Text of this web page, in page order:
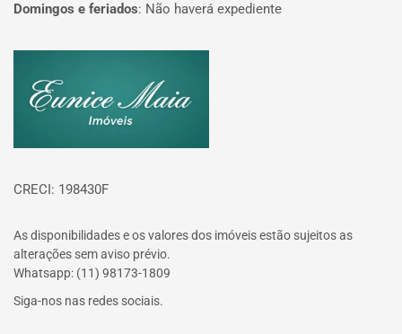
Domingos e feriados: Não haverá expediente
CRECI: 198430F
As disponibilidades e os valores dos imóveis estão sujeitos as
alterações sem aviso prévio.
Whatsapp: (11) 98173-1809
Siga-nos nas redes sociais.